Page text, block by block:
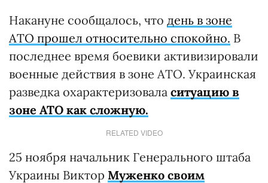
Накануне сообщалось, что день в зоне
АТО прошел относительно спокойно. В
последнее время боевики активизировали
военные действия в зоне АТО. Украинская
разведка охарактеризовала ситуацию в
зоне АТО как сложную.
RELATED VIDEO
25 ноября начальник Генерального штаба
Украины Виктор Муженко своим